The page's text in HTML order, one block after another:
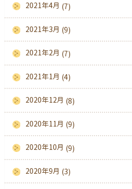
2021年4月 (7)
2021年3月 (9)
2021年2月 (7)
2021年1月 (4)
2020年12月 (8)
2020年11月 (9)
2020年10月 (9)
2020年9月 (3)